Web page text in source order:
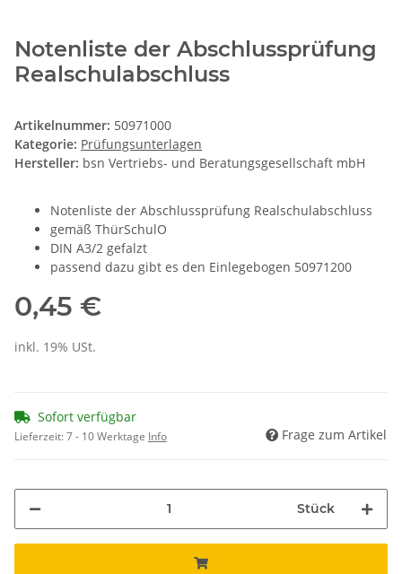
Notenliste der Abschlussprüfung
Realschulabschluss
Artikelnummer: 50971000
Kategorie: Prüfungsunterlagen
Hersteller: bsn Vertriebs- und Beratungsgesellschaft mbH
Notenliste der Abschlussprüfung Realschulabschluss
gemäß ThürSchulO
DIN A3/2 gefalzt
passend dazu gibt es den Einlegebogen 50971200
0,45 €
inkl. 19% USt.
Sofort verfügbar
Lieferzeit:7 - 10 Werktage Info Frage zum Artikel
Stück